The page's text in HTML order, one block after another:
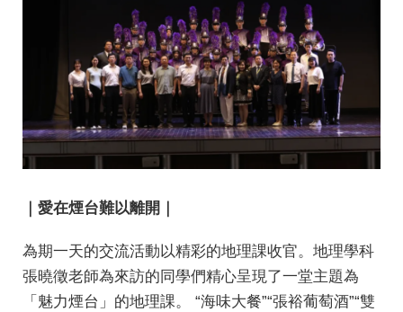
愛在煙台難以離開
為期一天的交流活動以精彩的地理課收官。地理學科
張曉徵老師為來訪的同學們精心呈現了一堂主題為
「魅力煙台」的地理課。 “海味大餐”“張裕葡萄酒”“雙